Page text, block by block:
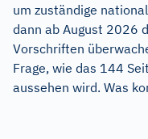
um zuständige
dann ab August 2026
Vorschriften
Frage, wie das 144
aussehen wird. Was